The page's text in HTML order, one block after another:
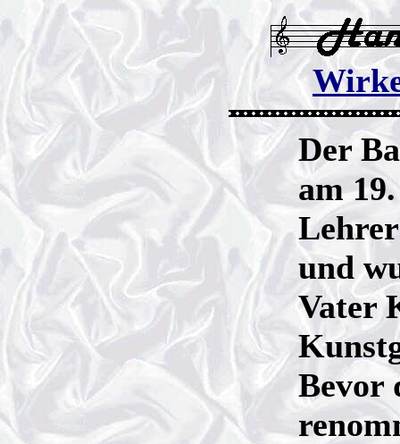
Der
am
und
Vater
Bevor